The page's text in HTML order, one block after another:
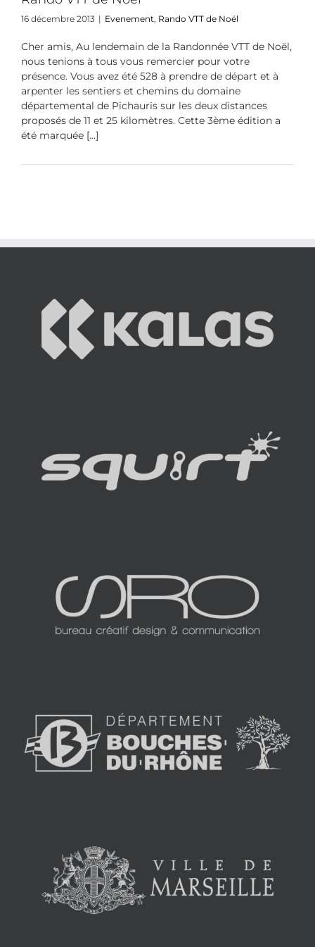
16 décembre 2013 | Evenement, Rando VTT de Noël
Cher amis, Au lendemain de la Randonnée VTT de Noël,
nous tenions à tous vous remercier pour votre
présence. Vous avez été 528 à prendre de départ et à
arpenter les sentiers et chemins du domaine
départemental de Pichauris sur les deux distances
proposés de 11 et 25 kilomètres. Cette 3ème édition a
été marquée [...]